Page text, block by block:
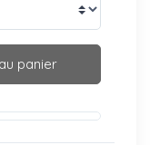
panier